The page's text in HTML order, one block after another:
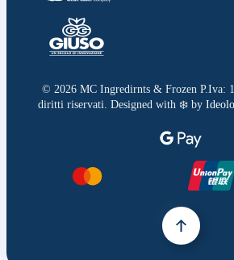
© 2026MC Ingredirnts & Frozen P.Iva:
diritti riservati. Designed with ❄️ by